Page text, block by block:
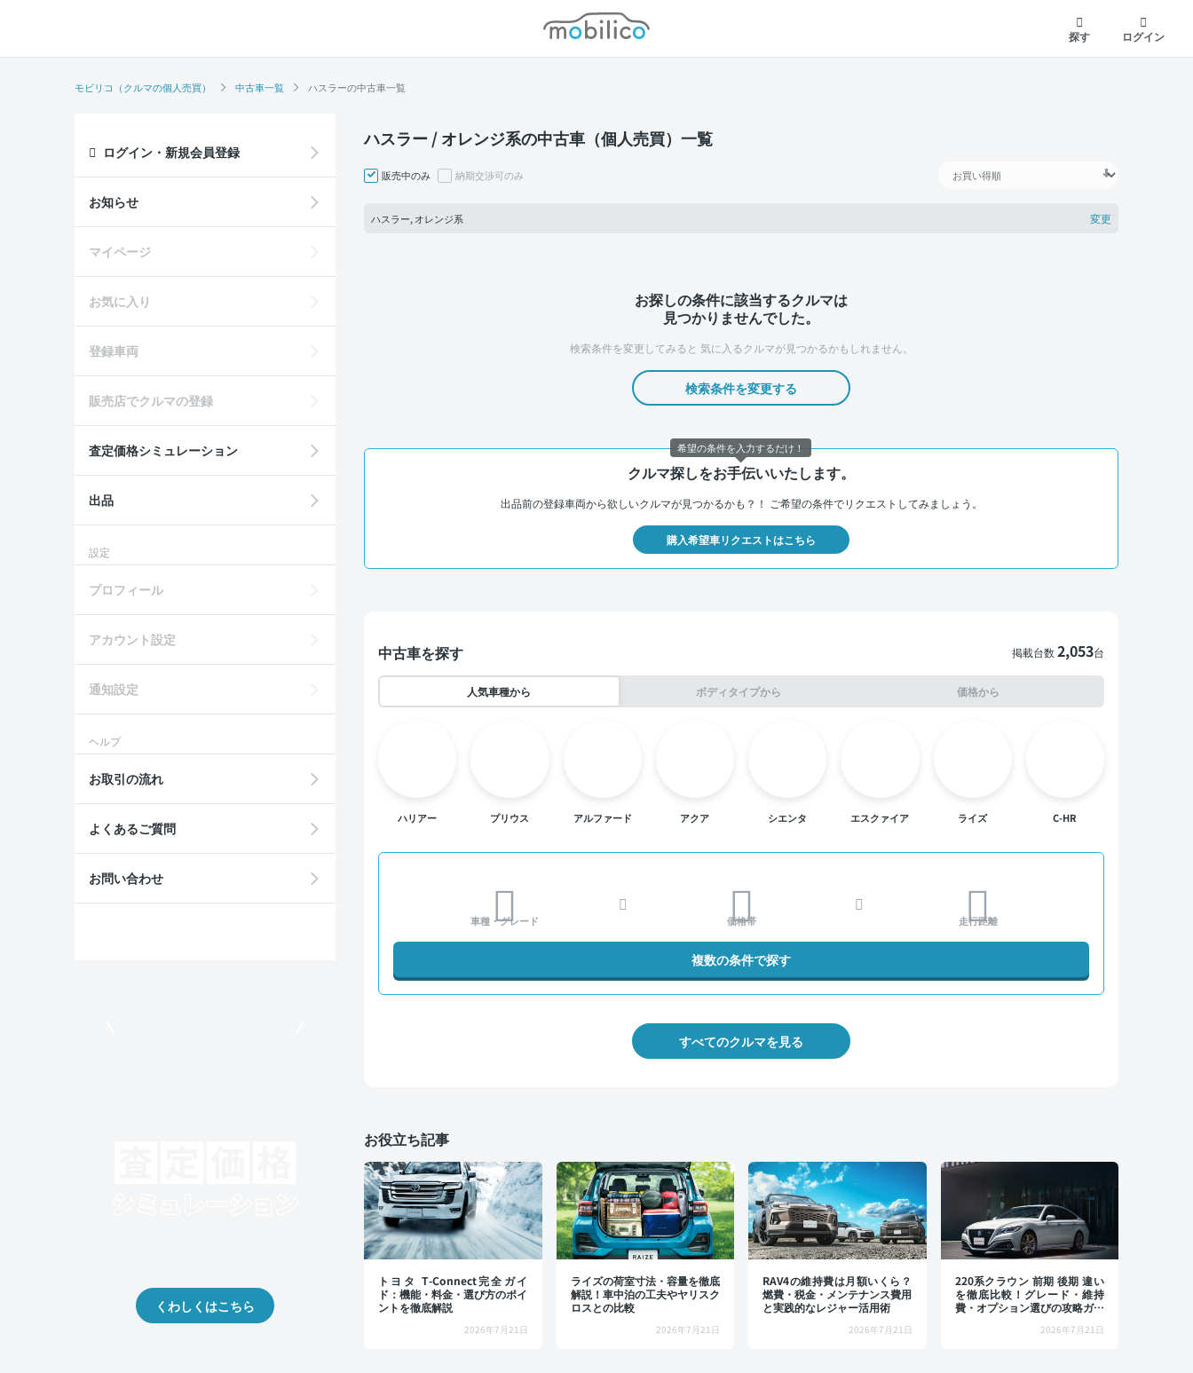
モビリコ
探す
ログイン
モビリコ（クルマの個人売買） 中古車一覧 ハスラーの中古車一覧
ハスラー / オレンジ系の中古車（個人売買）一覧
販売中のみ 納期交渉可のみ
ハスラー, オレンジ系 変更
お探しの条件に該当するクルマは
見つかりませんでした。
検索条件を変更してみると 気に入るクルマが見つかるかもしれません。
検索条件を変更する
クルマ探しをお手伝いいたします。
出品前の登録車両から欲しいクルマが見つかるかも？！ ご希望の条件でリクエストしてみましょう。
購入希望車リクエストはこちら
中古車を探す 掲載台数2,053台
人気車種から ボディタイプから 価格から
ハリアー プリウス アルファード アクア シエンタ エスクァイア ライズ C-HR
車種・グレード 価格帯 走行距離
複数の条件で探す
すべてのクルマを見る
お役立ち記事
トヨタ T-Connect完全ガイ
ド：機能・料金・選び方のポイ
ントを徹底解説
2026年7月21日
ライズの荷室寸法・容量を徹底
解説！車中泊の工夫やヤリスク
ロスとの比較
2026年7月21日
RAV4の維持費は月額いくら？
燃費・税金・メンテナンス費用
と実践的なレジャー活用術
2026年7月21日
220系クラウン 前期 後期 違い
を徹底比較！グレード・維持
費・オプション選びの攻略ガイ
2026年7月21日
ログイン・新規会員登録
お知らせ
マイページ
お気に入り
登録車両
販売店でクルマの登録
査定価格シミュレーション
出品
設定
プロフィール
アカウント設定
通知設定
ヘルプ
お取引の流れ
よくあるご質問
お問い合わせ
くわしくはこちら
希望の条件を入力するだけ！